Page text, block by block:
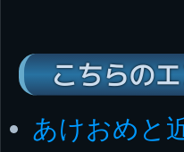
こちらの
あけおめと